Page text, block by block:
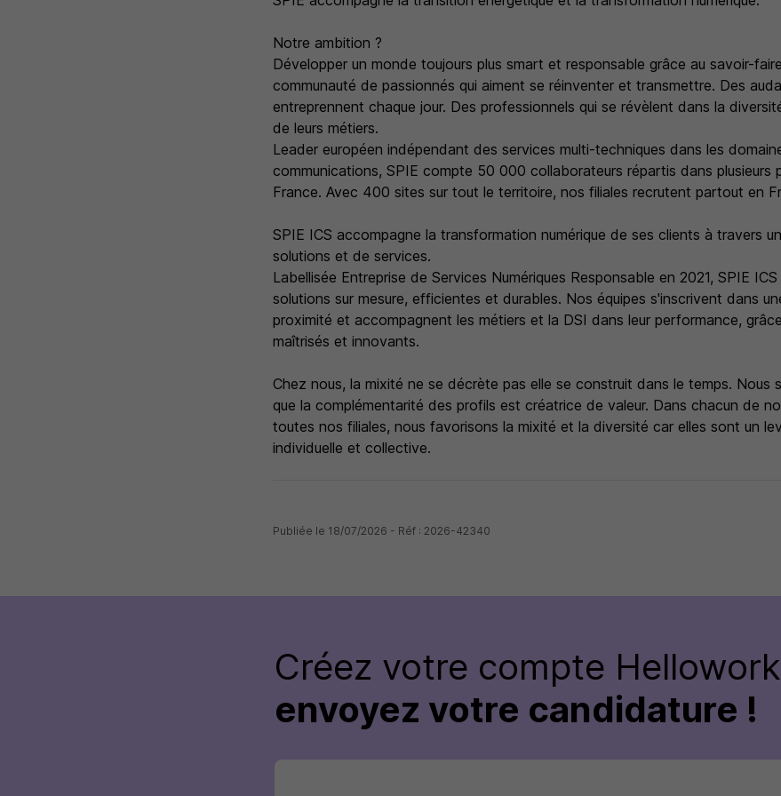
Notre ambition ?
Développer un monde toujours plus smart et responsable grâce au savoir-
communauté de passionnés qui aiment se réinventer et transmettre. Des
entreprennent chaque jour. Des professionnels qui se révèlent dans la
de leurs métiers.
Leader européen indépendant des services multi-techniques dans les
communications, SPIE compte 50 000 collaborateurs répartis dans plusieurs
France. Avec 400 sites sur tout le territoire, nos filiales recrutent partout en
SPIE ICS accompagne la transformation numérique de ses clients à travers
solutions et de services.
Labellisée Entreprise de Services Numériques Responsable en 2021, SPIE
solutions sur mesure, efficientes et durables. Nos équipes s'inscrivent dans
proximité et accompagnent les métiers et la DSI dans leur performance,
maîtrisés et innovants.
Chez nous, la mixité ne se décrète pas elle se construit dans le temps. Nous
que la complémentarité des profils est créatrice de valeur. Dans chacun de
toutes nos filiales, nous favorisons la mixité et la diversité car elles sont un
individuelle et collective.
Publiée le 18/07/2026 - Réf : 2026-42340
Créez votre compte
envoyez votre candidature !